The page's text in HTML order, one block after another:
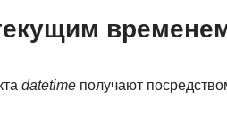
datetimeполучают